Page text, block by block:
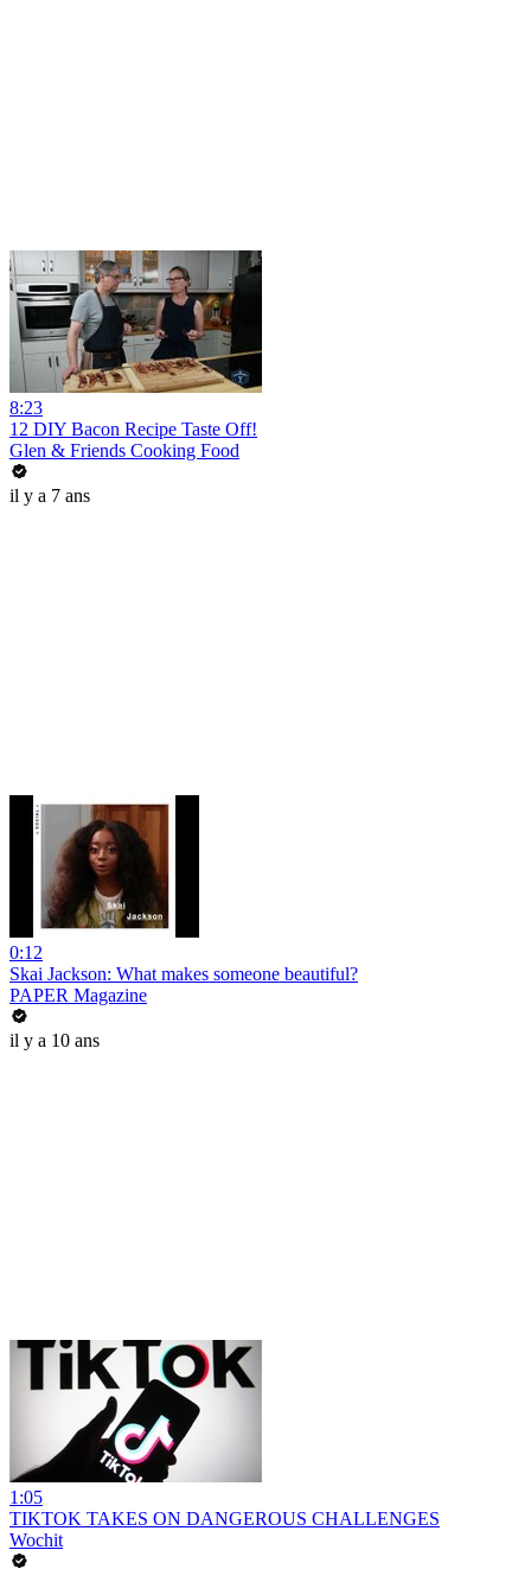
8:23
12 DIY Bacon Recipe Taste Off!
Glen & Friends Cooking Food
il y a 7 ans
0:12
Skai Jackson: What makes someone beautiful?
PAPER Magazine
il y a 10 ans
1:05
TIKTOK TAKES ON DANGEROUS CHALLENGES
Wochit